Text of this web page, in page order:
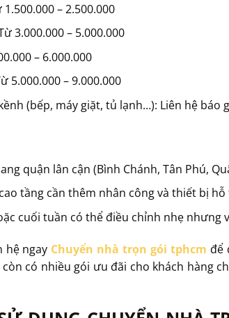
– 2.500.000
3.000.000 – 5.000.000
– 6.000.000
5.000.000 – 9.000.000
(bếp, máy giặt, tủ lạnh…): Liên hệ báo
quận lân cận (Bình Chánh, Tân Phú,
tầng cần thêm nhân công và thiết bị
cuối tuần có thể điều chỉnh nhẹ nhưng
hệ ngay Chuyển nhà trọn gói tphcm để
có nhiều gói ưu đãi cho khách hàng